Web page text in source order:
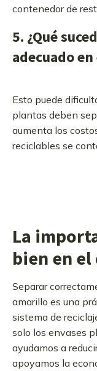
contenedor de
5. ¿Qué
adecuado
Esto puede
plantas deben
aumenta los
reciclables se
La
bien en
Separar
amarillo es una
sistema de
solo los envases
ayudamos a
apoyamos la